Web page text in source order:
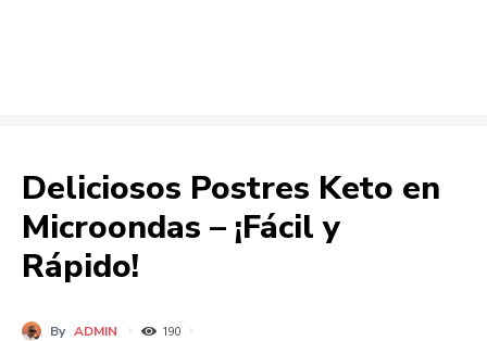
Deliciosos Postres Keto en
Microondas – ¡Fácil y
Rápido!
By ADMIN 190